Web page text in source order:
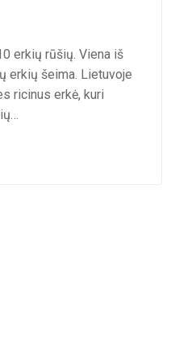
erkių rūšių. Viena iš
erkių šeima. Lietuvoje
ricinus erkė, kuri